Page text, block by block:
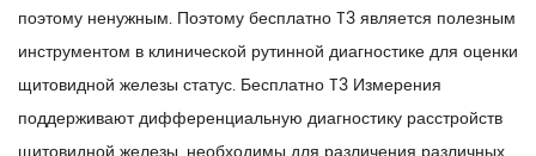
поэтому ненужным. Поэтому бесплатно T3 является полезным
инструментом в клинической рутинной диагностике для оценки
щитовидной железы статус. Бесплатно T3 Измерения
поддерживают дифференциальную диагностику расстройств